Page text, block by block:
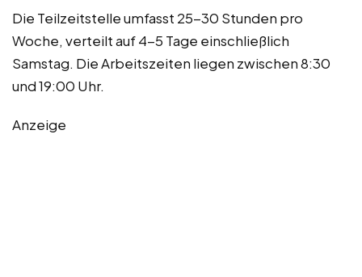
Die Teilzeitstelle umfasst 25-30 Stunden pro
Woche, verteilt auf 4-5 Tage einschließlich
Samstag. Die Arbeitszeiten liegen zwischen 8:30
und 19:00 Uhr.
Anzeige